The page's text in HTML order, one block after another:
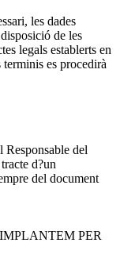
les dades
de les
legals establerts en
es procedirà
Responsable del
d?un
del document
PER